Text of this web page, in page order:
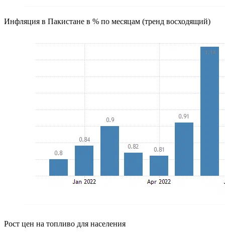
Инфляция в Пакистане в % по месяцам (тренд восходящий)
Рост цен на топливо для населения